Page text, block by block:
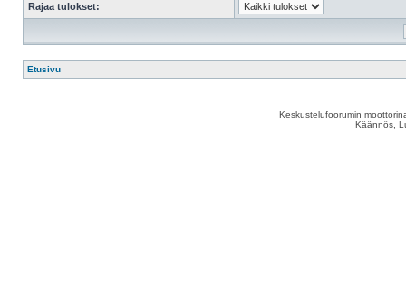
Rajaa tulokset:
Etusivu
Keskustelufoorumin
Käännös,